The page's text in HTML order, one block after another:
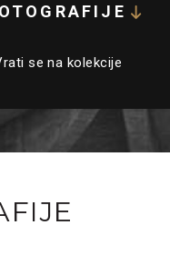
se na kolekcije